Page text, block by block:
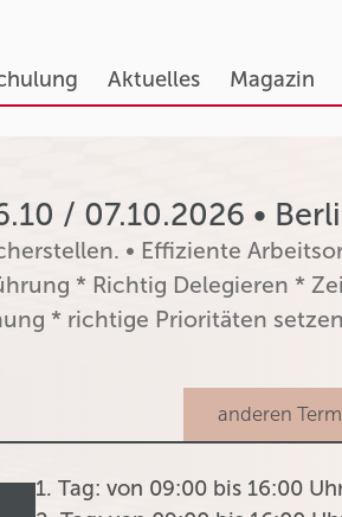
Aktuelles Magazin
/ 07.10.2026 •
• Effiziente
* Richtig Delegieren *
* richtige Prioritäten
1. Tag: von 09:00 bis 16:00